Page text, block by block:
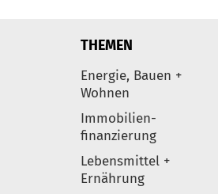
Elemente
THEMEN
Energie, Bauen +
Wohnen
Immobilien-
finanzierung
Lebensmittel +
Ernährung